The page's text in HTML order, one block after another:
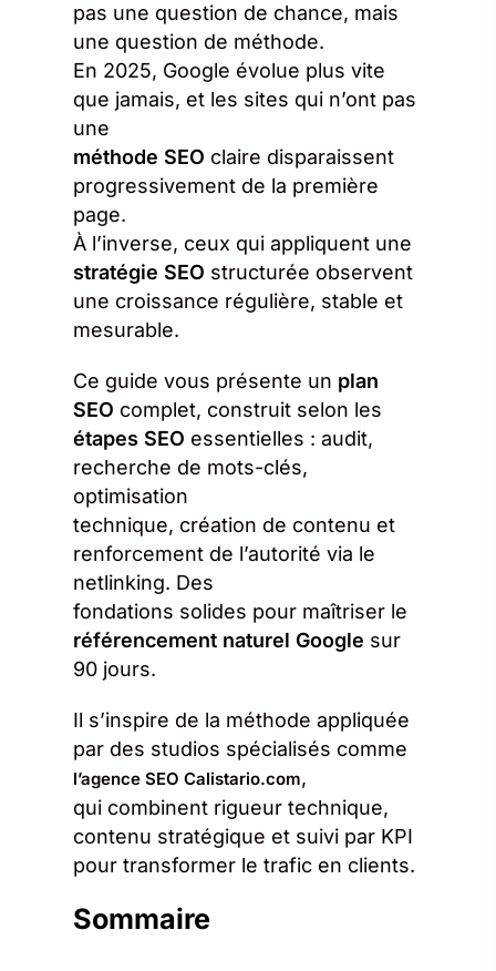
pas une question de chance, mais
une question de méthode.
En 2025, Google évolue plus vite
que jamais, et les sites qui n’ont pas
une
méthode SEO claire disparaissent
progressivement de la première
page.
À l’inverse, ceux qui appliquent une
stratégie SEO structurée observent
une croissance régulière, stable et
mesurable.
Ce guide vous présente un plan
SEO complet, construit selon les
étapes SEO essentielles : audit,
recherche de mots-clés,
optimisation
technique, création de contenu et
renforcement de l’autorité via le
netlinking. Des
fondations solides pour maîtriser le
référencement naturel Google sur
90 jours.
Il s’inspire de la méthode appliquée
par des studios spécialisés comme
l’agence SEO Calistario.com,
qui combinent rigueur technique,
contenu stratégique et suivi par KPI
pour transformer le trafic en clients.
Sommaire